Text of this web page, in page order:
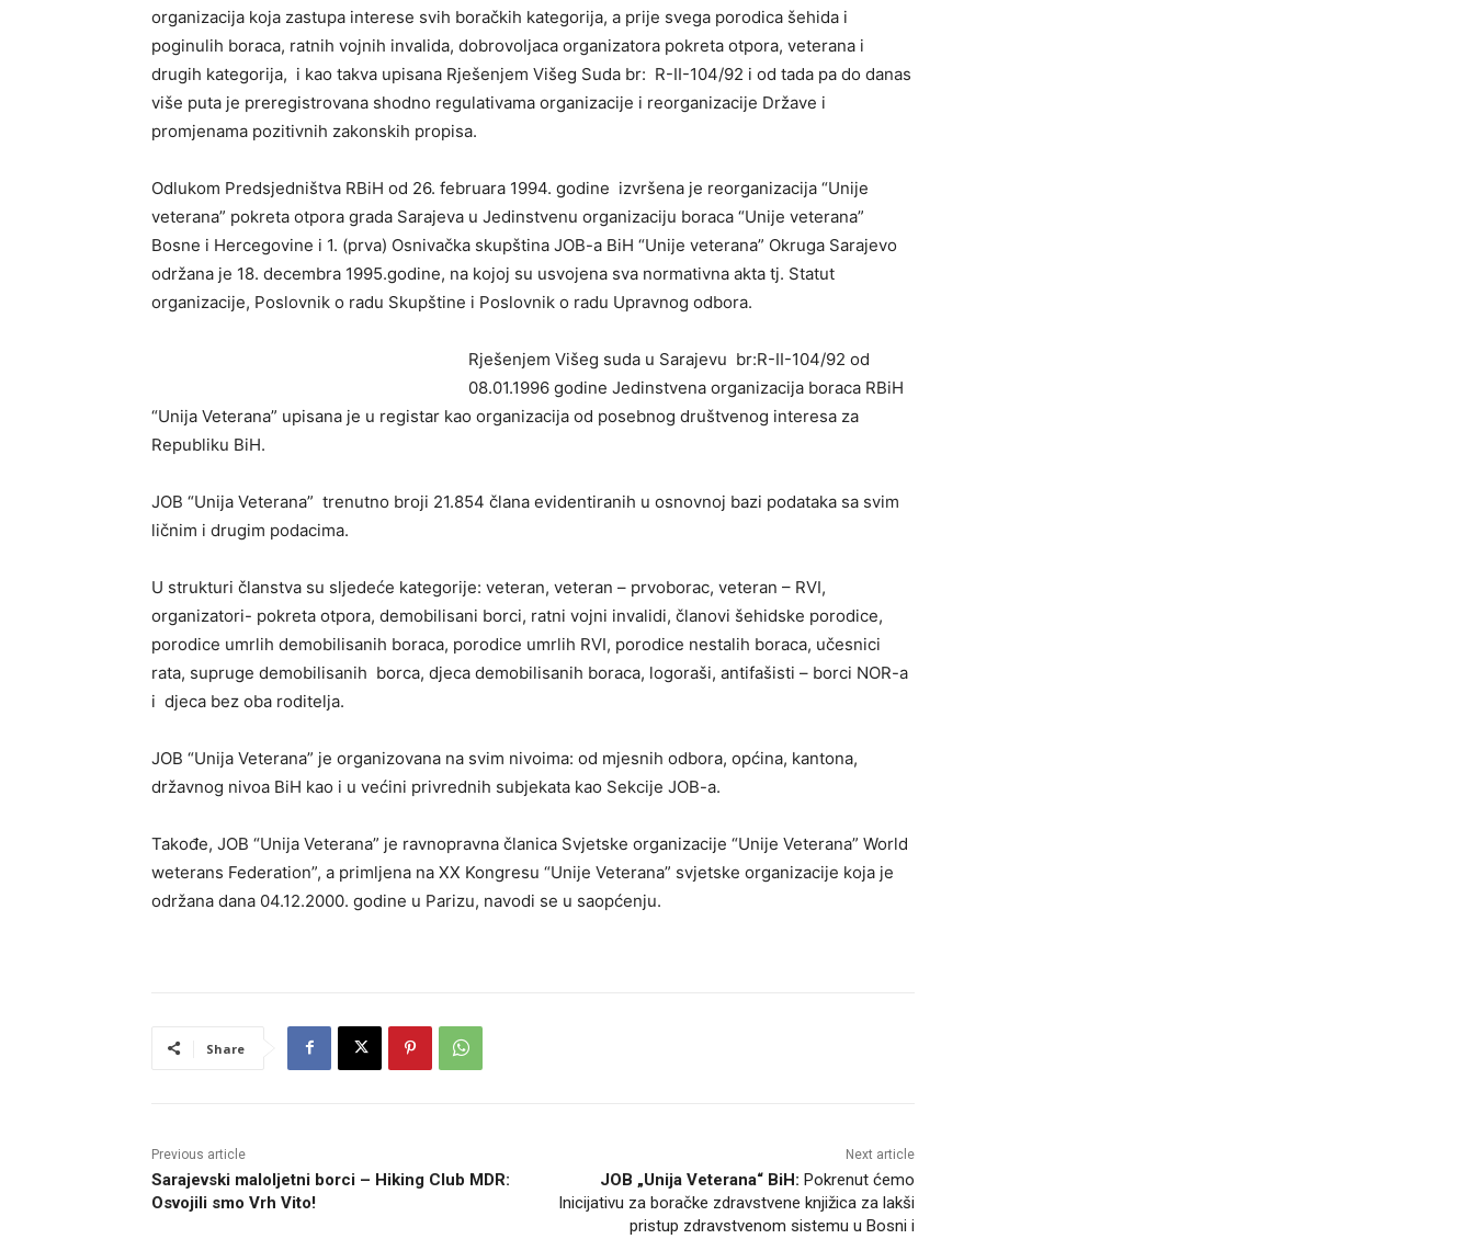
organizacija koja zastupa interese svih boračkih kategorija, a prije svega porodica šehida i
poginulih boraca, ratnih vojnih invalida, dobrovoljaca organizatora pokreta otpora, veterana i
drugih kategorija, i kao takva upisana Rješenjem Višeg Suda br: R-II-104/92 i od tada pa do danas
više puta je preregistrovana shodno regulativama organizacije i reorganizacije Države i
promjenama pozitivnih zakonskih propisa.
Odlukom Predsjedništva RBiH od 26. februara 1994. godine izvršena je reorganizacija “Unije
veterana” pokreta otpora grada Sarajeva u Jedinstvenu organizaciju boraca “Unije veterana”
Bosne i Hercegovine i 1. (prva) Osnivačka skupština JOB-a BiH “Unije veterana” Okruga Sarajevo
održana je 18. decembra 1995.godine, na kojoj su usvojena sva normativna akta tj. Statut
organizacije, Poslovnik o radu Skupštine i Poslovnik o radu Upravnog odbora.
Rješenjem Višeg suda u Sarajevu br:R-II-104/92 od
08.01.1996 godine Jedinstvena organizacija boraca RBiH
“Unija Veterana” upisana je u registar kao organizacija od posebnog društvenog interesa za
Republiku BiH.
JOB “Unija Veterana” trenutno broji 21.854 člana evidentiranih u osnovnoj bazi podataka sa svim
ličnim i drugim podacima.
U strukturi članstva su sljedeće kategorije: veteran, veteran – prvoborac, veteran – RVI,
organizatori- pokreta otpora, demobilisani borci, ratni vojni invalidi, članovi šehidske porodice,
porodice umrlih demobilisanih boraca, porodice umrlih RVI, porodice nestalih boraca, učesnici
rata, supruge demobilisanih borca, djeca demobilisanih boraca, logoraši, antifašisti – borci NOR-a
i djeca bez oba roditelja.
JOB “Unija Veterana” je organizovana na svim nivoima: od mjesnih odbora, općina, kantona,
državnog nivoa BiH kao i u većini privrednih subjekata kao Sekcije JOB-a.
Takođe, JOB “Unija Veterana” je ravnopravna članica Svjetske organizacije “Unije Veterana” World
weterans Federation”, a primljena na XX Kongresu “Unije Veterana” svjetske organizacije koja je
održana dana 04.12.2000. godine u Parizu, navodi se u saopćenju.
Share
Previous article
Sarajevski maloljetni borci – Hiking Club MDR:
Osvojili smo Vrh Vito!
Next article
JOB „Unija Veterana“ BiH: Pokrenut ćemo
Inicijativu za boračke zdravstvene knjižica za lakši
pristup zdravstvenom sistemu u Bosni i